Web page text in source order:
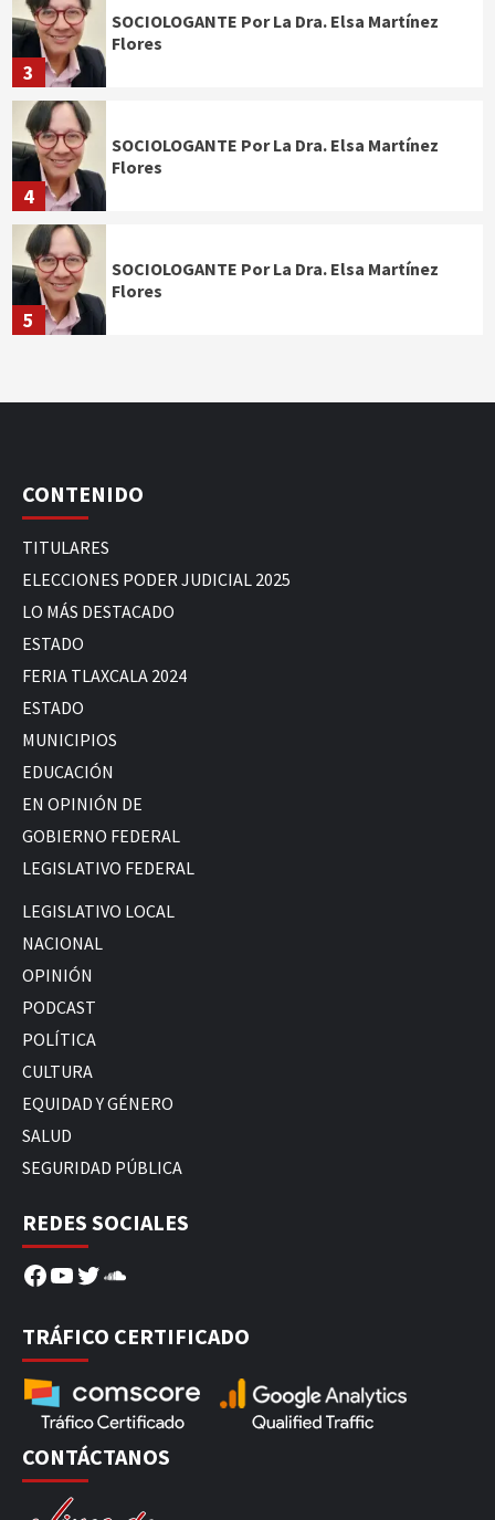
3
SOCIOLOGANTE Por La Dra. Elsa Martínez
Flores
4
SOCIOLOGANTE Por La Dra. Elsa Martínez
Flores
5
SOCIOLOGANTE Por La Dra. Elsa Martínez
Flores
CONTENIDO
TITULARES
ELECCIONES PODER JUDICIAL 2025
LO MÁS DESTACADO
ESTADO
FERIA TLAXCALA 2024
ESTADO
MUNICIPIOS
EDUCACIÓN
EN OPINIÓN DE
GOBIERNO FEDERAL
LEGISLATIVO FEDERAL
LEGISLATIVO LOCAL
NACIONAL
OPINIÓN
PODCAST
POLÍTICA
CULTURA
EQUIDAD Y GÉNERO
SALUD
SEGURIDAD PÚBLICA
REDES SOCIALES
Facebook
YouTube
Twitter
SoundCloud
TRÁFICO CERTIFICADO
CONTÁCTANOS